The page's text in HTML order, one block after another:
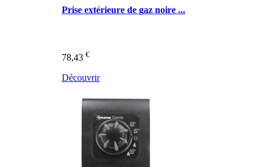
Prise extérieure de gaz noire ...
78,43 €
Découvrir